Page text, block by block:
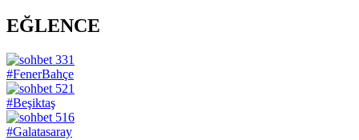
EĞLENCE
331
#FenerBahçe
521
#Beşiktaş
516
#Galatasaray